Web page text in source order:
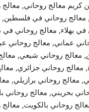
كريم معالج روحاني,
معالج روحاني في فلسطين,
في بهلاء, معالج روحاني
عماني, معالج روحاني
معالج روحاني شيعي,
معالج روحاني جزائري,
معالج روحاني برازيلي,
بحريني, معالج روحاني
روحاني بالكويت,